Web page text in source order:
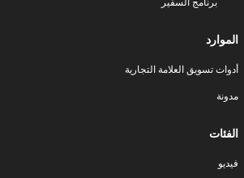
الموارد
أدوات تسويق العلامة التجارية
مدونة
الفئات
فيديو